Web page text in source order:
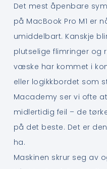
Det mest åpenbare
på MacBook Pro M1 er
umiddelbart. Kanskje
plutselige flimringer og
væske har kommet i
eller logikkbordet som
Macademy ser vi ofte
midlertidig feil – de
på det beste. Det er
ha.
Maskinen skrur seg av